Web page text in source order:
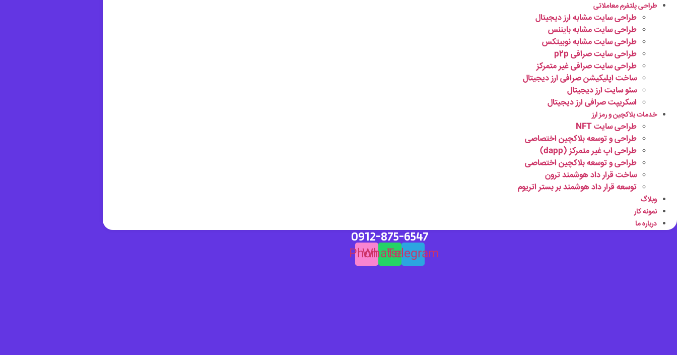
طراحی پلتفرم معاملاتی
طراحی سایت مشابه ارز دیجیتال
طراحی سایت مشابه بایننس
طراحی سایت مشابه نوبیتکس
طراحی سایت صرافی p2p
طراحی سایت صرافی غیر متمرکز
ساخت اپلیکیشن صرافی ارز دیجیتال
سئو سایت ارز دیجیتال
اسکریپت صرافی ارز دیجیتال
خدمات بلاکچین و رمز ارز
طراحی سایت NFT
طراحی و توسعه بلاکچین اختصاصی
طراحی اپ غیر متمرکز (dapp)
طراحی و توسعه بلاکچین اختصاصی
ساخت قرار داد هوشمند ترون
توسعه قرار داد هوشمند بر بستر اتریوم
وبلاگ
نمونه کار
درباره ما
0912-875-6547
Telegram
Whatsapp
Phone